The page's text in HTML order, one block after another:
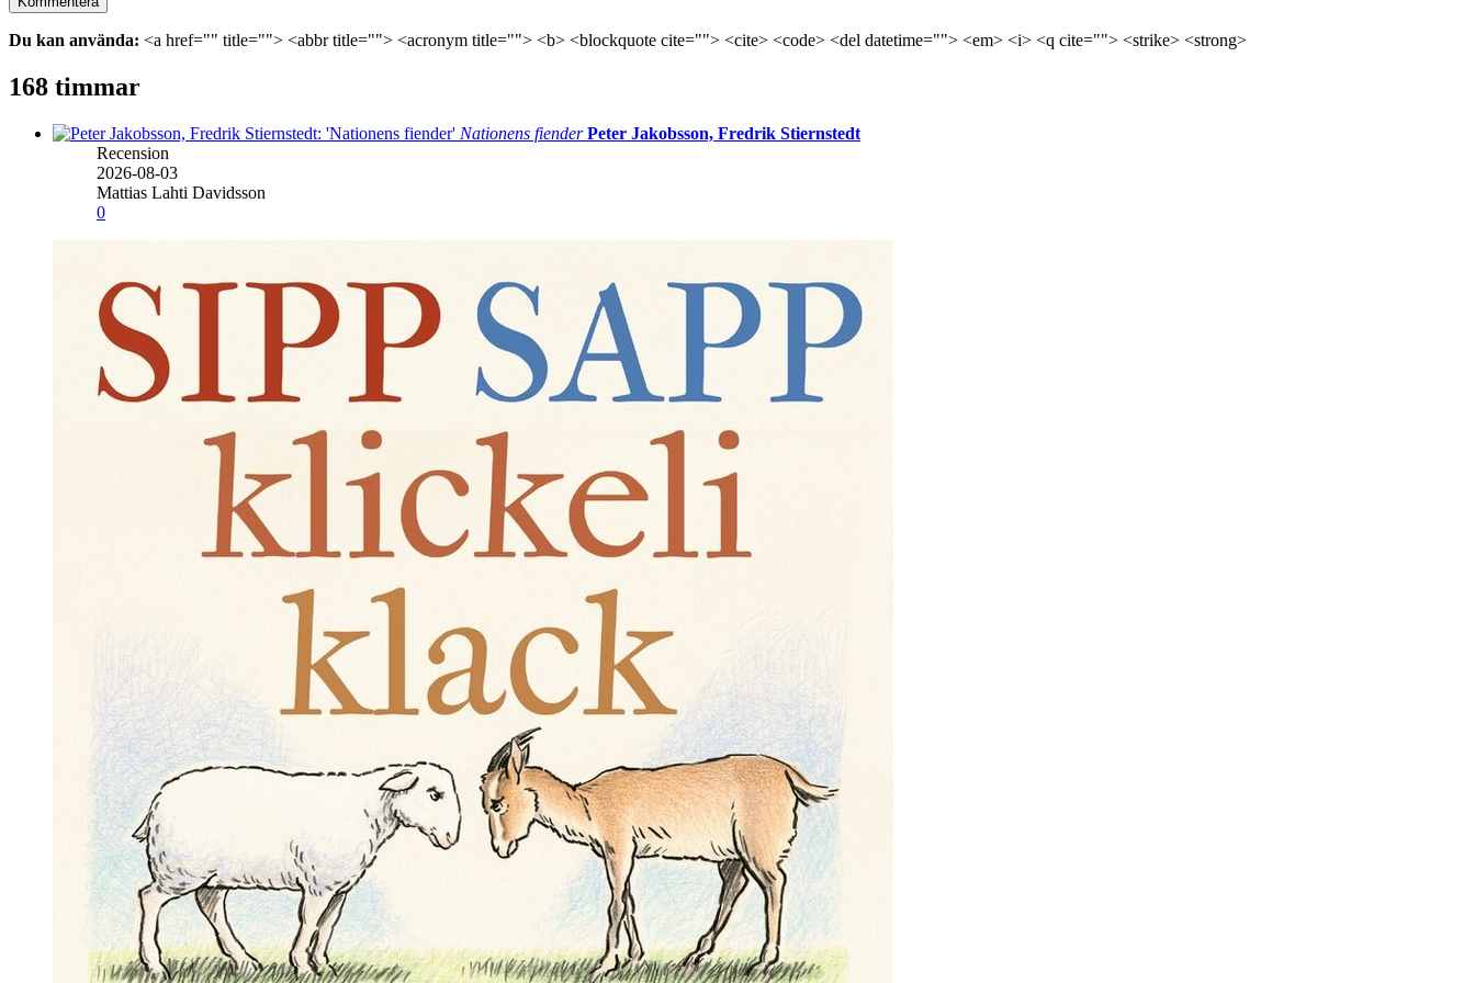
Du kan använda: <a href="" title=""> <abbr title=""> <acronym title=""> <b> <blockquote cite=""> <cite> <code> <del datetime=""> <em> <i> <q cite=""> <strike> <strong>
168 timmar
Nationens fiender Peter Jakobsson, Fredrik Stiernstedt
Recension
2026-08-03
Mattias Lahti Davidsson
0